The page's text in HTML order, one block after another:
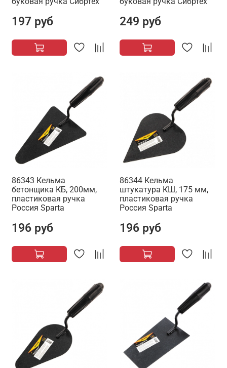
197 руб 249 руб
86343 Кельма
бетонщика КБ, 200мм,
пластиковая ручка
Россия Sparta
196 руб
86344 Кельма
штукатура КШ, 175 мм,
пластиковая ручка
Россия Sparta
196 руб